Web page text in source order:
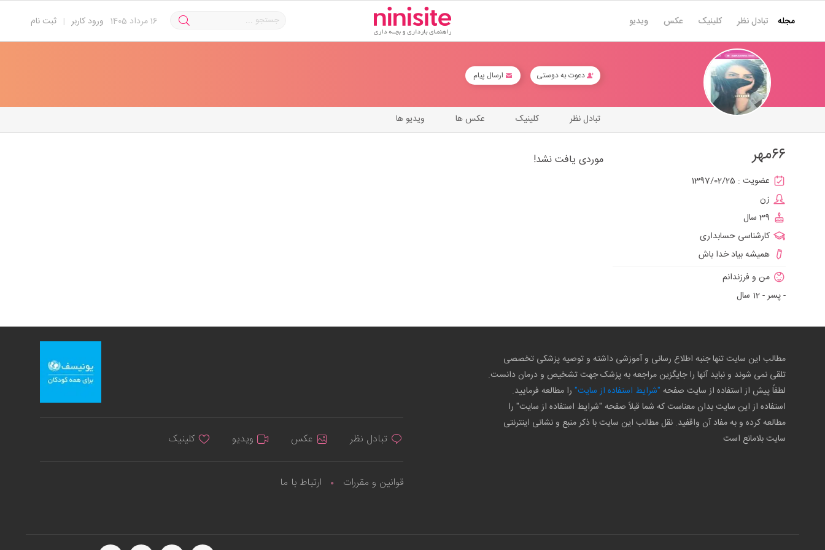
ثبت نام | ورود کاربر 16مرداد 1405 مجله تبادل نظر کلینیک عکس ویدیو
دعوت به دوستی ارسال پیام
ویدیو ها عکس ها کلینیک تبادل نظر
۶۶مهر
عضویت : 1397/02/25
زن
39 سال
کارشناسی حسابداری
همیشه بیاد خدا باش
من و فرزندانم
- پسر - 12 سال
موردی یافت نشد!
مطالب این سایت تنها جنبه اطلاع رسانی و آموزشی داشته و توصیه پزشکی تخصصی
تلقی نمی شوند و نباید آنها را جایگزین مراجعه به پزشک جهت تشخیص و درمان دانست.
لطفاً پیش از استفاده از سایت صفحه "شرایط استفاده از سایت" را مطالعه فرمایید.
استفاده از این سایت بدان معناست که شما قبلاً صفحه "شرایط استفاده از سایت" را
مطالعه کرده و به مفاد آن واقفید. نقل مطالب این سایت با ذکر منبع و نشانی اینترنتی
سایت بلامانع است
تبادل نظر عکس ویدیو کلینیک
قوانین و مقررات ارتباط با ما